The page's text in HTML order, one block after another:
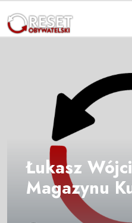
Łukasz
Magazynu